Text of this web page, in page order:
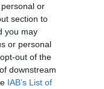
or
section to
you may
or personal
out of the
downstream
IAB’s List of